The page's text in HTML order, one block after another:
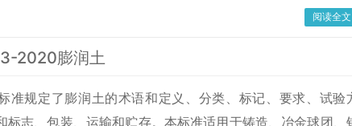
阅读全文
2020膨润土
准规定了膨润土的术语和定义、分类、标记、要求、试验
标志、包装、运输和贮存。本标准适用于铸造、冶金球团、